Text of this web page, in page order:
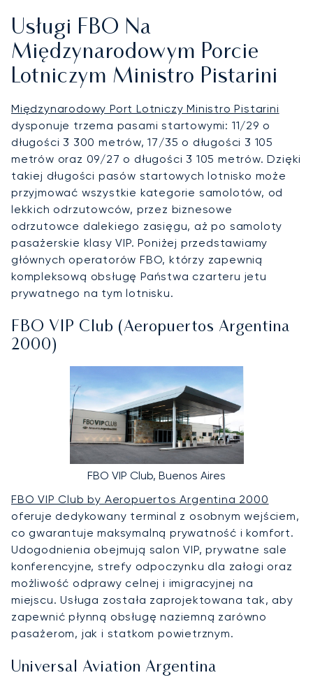
Usługi FBO Na
Międzynarodowym Porcie
Lotniczym Ministro Pistarini
Międzynarodowy Port Lotniczy Ministro Pistarini
dysponuje trzema pasami startowymi: 11/29 o
długości 3 300 metrów, 17/35 o długości 3 105
metrów oraz 09/27 o długości 3 105 metrów. Dzięki
takiej długości pasów startowych lotnisko może
przyjmować wszystkie kategorie samolotów, od
lekkich odrzutowców, przez biznesowe
odrzutowce dalekiego zasięgu, aż po samoloty
pasażerskie klasy VIP. Poniżej przedstawiamy
głównych operatorów FBO, którzy zapewnią
kompleksową obsługę Państwa czarteru jetu
prywatnego na tym lotnisku.
FBO VIP Club (Aeropuertos Argentina
2000)
FBO VIP Club, Buenos Aires
FBO VIP Club by Aeropuertos Argentina 2000
oferuje dedykowany terminal z osobnym wejściem,
co gwarantuje maksymalną prywatność i komfort.
Udogodnienia obejmują salon VIP, prywatne sale
konferencyjne, strefy odpoczynku dla załogi oraz
możliwość odprawy celnej i imigracyjnej na
miejscu. Usługa została zaprojektowana tak, aby
zapewnić płynną obsługę naziemną zarówno
pasażerom, jak i statkom powietrznym.
Universal Aviation Argentina